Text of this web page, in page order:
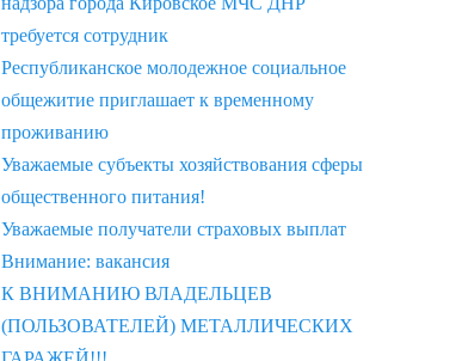
требуется сотрудник
Республиканское молодежное социальное
общежитие приглашает к временному
проживанию
Уважаемые субъекты хозяйствования сферы
общественного питания!
Уважаемые получатели страховых выплат
Внимание: вакансия
К ВНИМАНИЮ ВЛАДЕЛЬЦЕВ
(ПОЛЬЗОВАТЕЛЕЙ) МЕТАЛЛИЧЕСКИХ